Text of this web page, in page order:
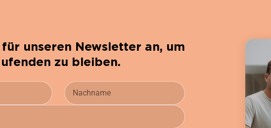
unseren Newsletter an, um
zu bleiben.